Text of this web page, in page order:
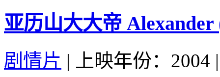
亚历山大大帝 Alexander
剧情片 | 上映年份：2004 |